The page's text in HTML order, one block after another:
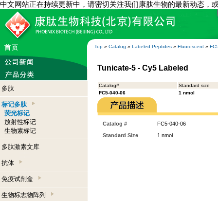
中文网站正在持续更新中，请密切关注我们康肽生物的最新动态，
Top » Catalog » Labeled Peptides » Fluorescent »
多肽
标记多肽
荧光标记
放射性标记
生物素标记
多肽激素文库
抗体
免疫试剂盒
生物标志物阵列
Tunicate-5 - Cy5 Labeled
Catalog#
Standard size
FC5-040-06
1 nmol
Catalog #
FC5-040-06
Standard Size
1 nmol